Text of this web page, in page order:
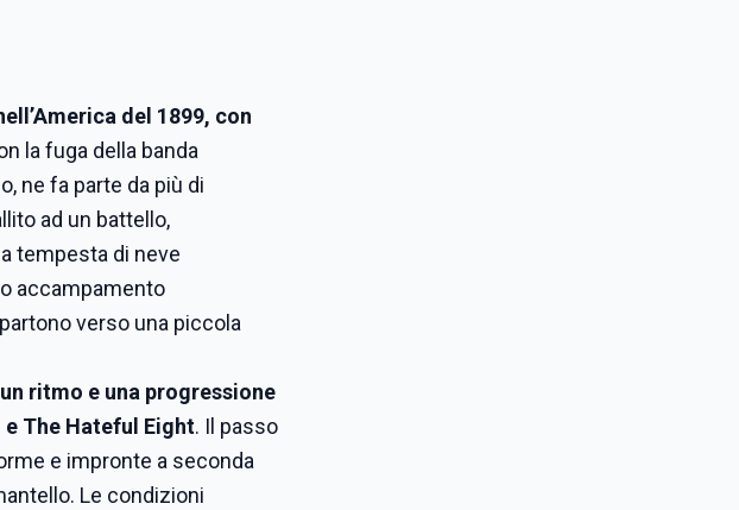
del 1899, con
la fuga della banda
ne fa parte da più di
ad un battello,
tempesta di neve
accampamento
verso una piccola
ritmo e una progressione
The Hateful Eight. Il passo
e impronte a seconda
Le condizioni